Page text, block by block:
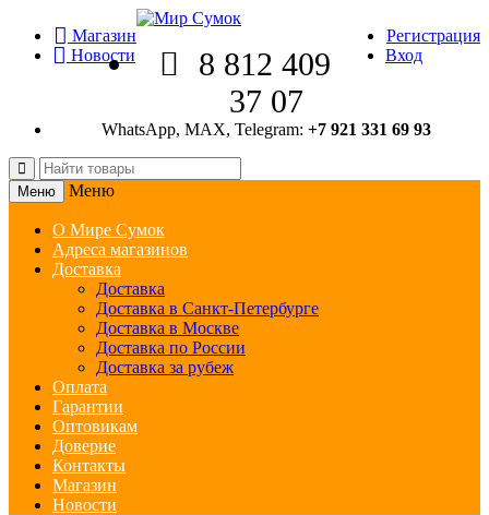
Магазин
Новости
Регистрация
Вход
8 812 409
37 07
WhatsApp, MAX, Telegram: +7 921 331 69 93
Меню Меню
О Мире Сумок
Адреса магазинов
Доставка
Доставка
Доставка в Санкт-Петербурге
Доставка в Москве
Доставка по России
Доставка за рубеж
Оплата
Гарантии
Оптовикам
Доверие
Контакты
Магазин
Новости